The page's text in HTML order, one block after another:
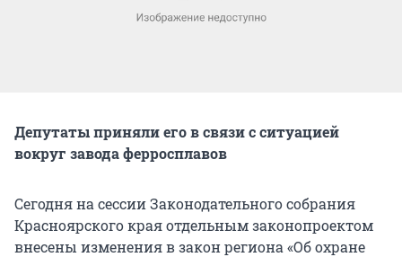
Депутаты приняли его в связи с ситуацией
вокруг завода ферросплавов
Сегодня на сессии Законодательного собрания
Красноярского края отдельным законопроектом
внесены изменения в закон региона «Об охране